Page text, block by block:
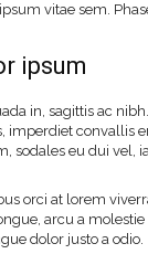
vitae sem.
ipsum
in, sagittis ac
imperdiet convallis
sodales eu dui vel,
orci at lorem
arcu a
dolor justo a odio.